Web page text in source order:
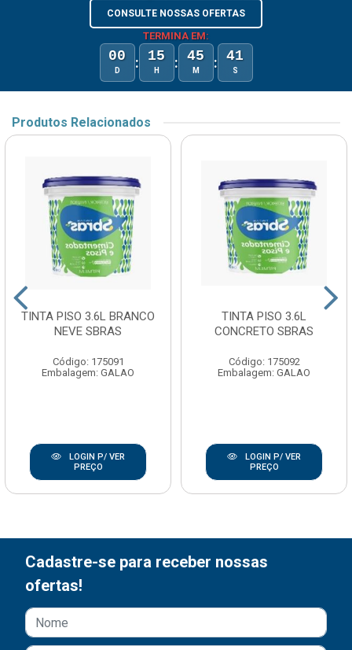
CONSULTE NOSSAS OFERTAS
TERMINA EM:
00
D : 15
H : 45
M : 41
S
Produtos Relacionados
TINTA PISO 3.6L BRANCO
NEVE SBRAS
Código: 175091
Embalagem: GALAO
LOGIN P/ VER
PREÇO
TINTA PISO 3.6L
CONCRETO SBRAS
Código: 175092
Embalagem: GALAO
LOGIN P/ VER
PREÇO
Cadastre-se para receber nossas
ofertas!